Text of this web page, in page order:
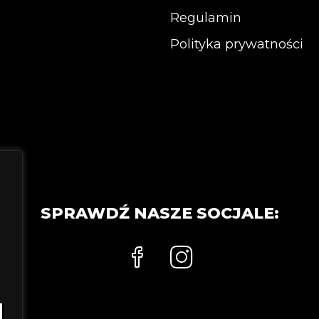
Regulamin
Polityka prywatności
SPRAWDŹ NASZE SOCJALE: